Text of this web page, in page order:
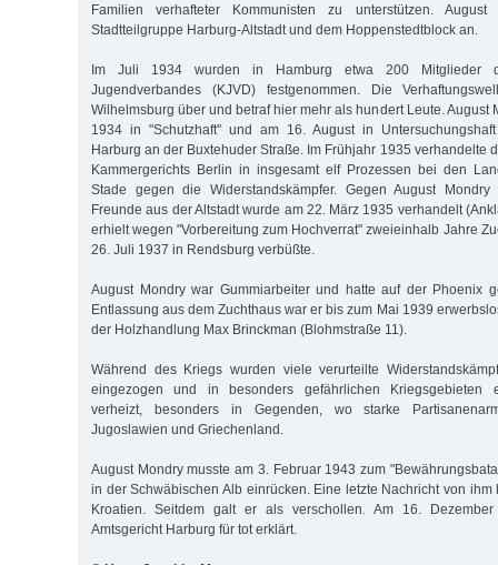
Familien verhafteter Kommunisten zu unterstützen.
Stadtteilgruppe Harburg-Altstadt und dem Hoppenstedtblock an.
Im Juli 1934 wurden in Hamburg etwa 200 Mitglieder
Jugendverbandes (KJVD) festgenommen. Die
Wilhelmsburg über und betraf hier mehr als hundert Leute. August
1934 in "Schutzhaft" und am 16. August in
Harburg an der Buxte­huder Straße. Im Frühjahr 1935 verhandelte
Kammergerichts Berlin in insgesamt elf Prozessen bei den
Stade gegen die Widerstandskämpfer. Gegen August
Freunde aus der Altstadt wurde am 22. März 1935 verhandelt
erhielt wegen "Vorbereitung zum Hochverrat" zweieinhalb Jahre
26. Juli 1937 in Rendsburg verbüßte.
August Mondry war Gummiarbeiter und hatte auf der Phoenix
Entlassung aus dem Zuchthaus war er bis zum Mai 1939
der Holzhandlung Max Brinckman (Blohmstraße 11).
Während des Kriegs wurden viele verurteilte
eingezogen und in besonders gefährlichen Kriegsgebieten
verheizt, besonders in Gegenden, wo starke
Jugoslawien und Griechenland.
August Mondry musste am 3. Februar 1943 zum
in der Schwäbischen Alb einrücken. Eine letzte Nachricht von ihm
Kroatien. Seitdem galt er als verschollen. Am 16.
Amtsgericht Harburg für tot erklärt.